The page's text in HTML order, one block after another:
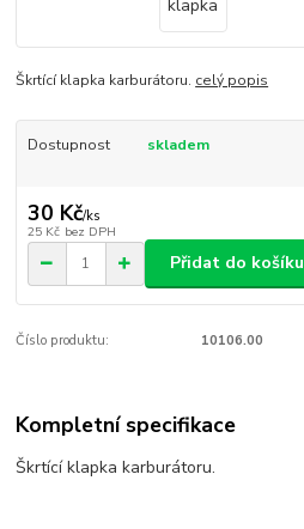
Škrtící klapka karburátoru. celý popis
Dostupnost skladem
30 Kč/ks
25 Kč bez DPH
Přidat do košíku
Číslo produktu: 10106.00
Kompletní specifikace
Škrtící klapka karburátoru.